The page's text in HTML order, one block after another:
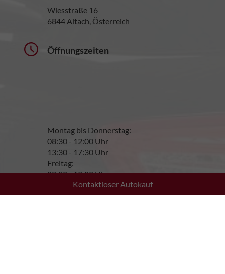
Kontaktloser Autokauf
Wiesstraße 16
6844 Altach, Österreich
Öffnungszeiten
Montag bis Donnerstag:
08:30 - 12:00 Uhr
13:30 - 17:30 Uhr
Freitag:
08:30 - 12:00 Uhr
13:30 - 17:00 Uhr
Samstag: